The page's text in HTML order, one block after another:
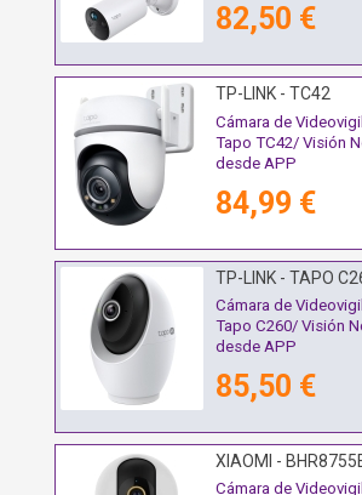
82,50 €
TP-LINK - TC42
Cámara de
Tapo TC42/ Visión
desde APP
84,99 €
TP-LINK - TAPO
Cámara de
Tapo C260/ Visión
desde APP
85,50 €
XIAOMI -
Cámara de